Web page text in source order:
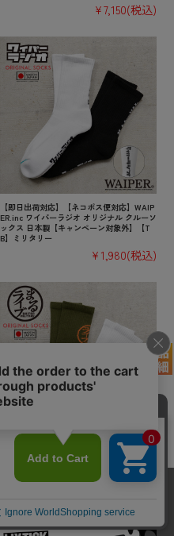
¥7,150(税込)
【即日出荷対応】【ネコポス便対応】WAIP
ER.inc ワイパーラジオ オリジナル クルーソ
ックス 日本製【キャンペーン対象外】【T
B】ミリタリー
¥1,980(税込)
【即日出荷対応】【ネコポス便対応】WAIP
ER.inc まるライブ オリジナル クルーソック
ス 日本製【キャンペーン対象外】【TB】ミ
リタリー